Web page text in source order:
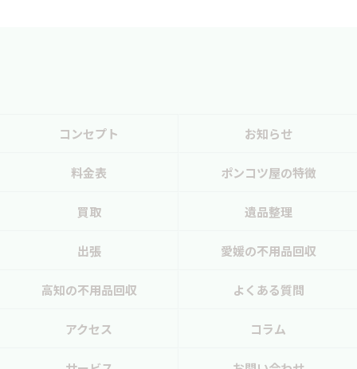
コンセプト お知らせ
料金表 ポンコツ屋の特徴
買取 遺品整理
出張 愛媛の不用品回収
高知の不用品回収 よくある質問
アクセス コラム